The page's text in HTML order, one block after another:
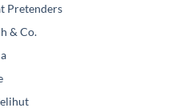
Pretenders
& Co.